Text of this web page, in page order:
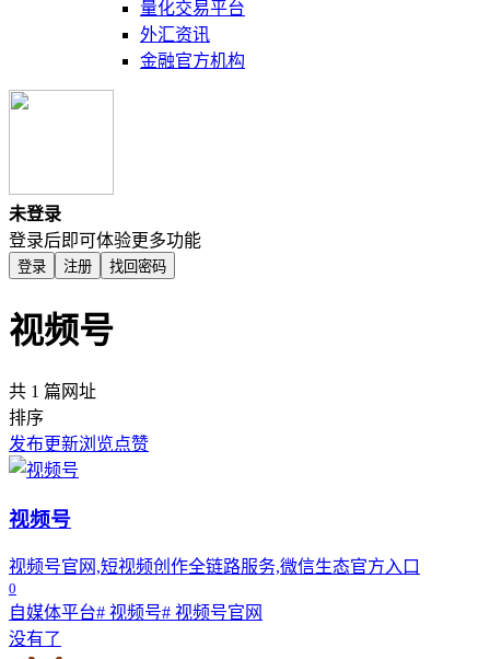
量化交易平台
外汇资讯
金融官方机构
未登录
登录后即可体验更多功能
登录 注册 找回密码
视频号
共 1 篇网址
排序
发布更新浏览点赞
视频号
视频号官网,短视频创作全链路服务,微信生态官方入口
0
自媒体平台# 视频号# 视频号官网
没有了